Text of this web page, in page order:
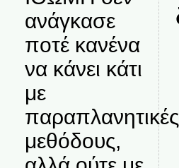
ανάγκασε
ποτέ κανένα
να κάνει κάτι
με
παραπλανητικές
μεθόδους,